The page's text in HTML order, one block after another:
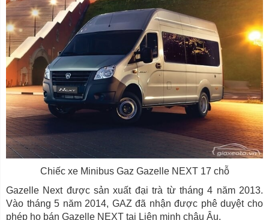
Chiếc xe Minibus Gaz Gazelle NEXT 17 chỗ
Gazelle Next được sản xuất đại trà từ tháng 4 năm 2013.
Vào tháng 5 năm 2014, GAZ đã nhận được phê duyệt cho
phép họ bán Gazelle NEXT tại Liên minh châu Âu.